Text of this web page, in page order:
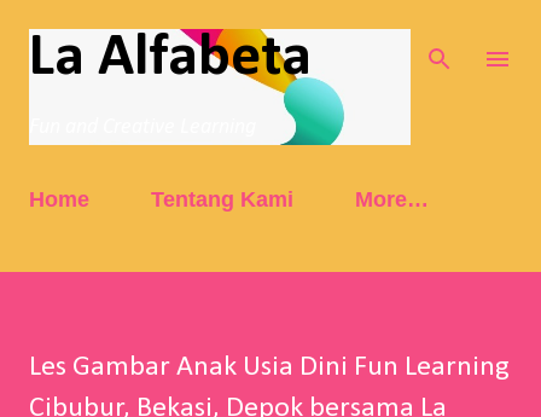
Skip to main content
La Alfabeta
Home Tentang Kami More…
Les Gambar Anak Usia Dini Fun Learning
Cibubur, Bekasi, Depok bersama La